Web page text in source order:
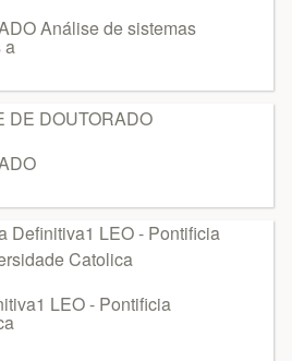
Análise de sistemas
a
LEO - Pontificia